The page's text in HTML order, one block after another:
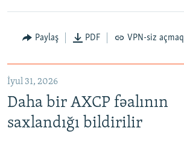
Paylaş PDF VPN-siz açmaq
İyul 31, 2026
Daha bir AXCP fəalının
saxlandığı bildirilir